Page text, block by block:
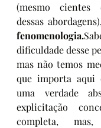
(mesmo cientes
dessas
fenomenologia.
dificuldade desse
mas não temos
que importa aqui
uma verdade
explicitação
completa,